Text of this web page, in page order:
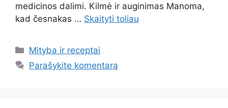
medicinos dalimi. Kilmė ir auginimas Manoma,
kad česnakas … Skaityti toliau
Kategorijos
Mityba ir receptai
Parašykite komentarą